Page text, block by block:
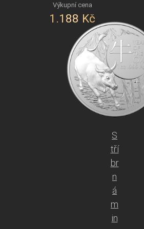
1.188 Kč
S
tří
br
n
á
m
in